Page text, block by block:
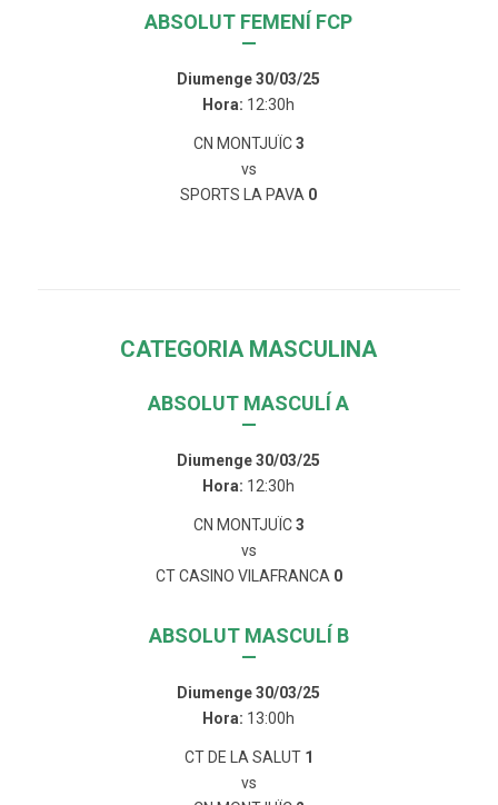
ABSOLUT FEMENÍ FCP
—
Diumenge 30/03/25
Hora: 12:30h
CN MONTJUÏC3
vs
SPORTS LA PAVA 0
CATEGORIA MASCULINA
ABSOLUT MASCULÍ A
—
Diumenge 30/03/25
Hora: 12:30h
CN MONTJUÏC3
vs
CT CASINO VILAFRANCA 0
ABSOLUT MASCULÍ B
—
Diumenge 30/03/25
Hora: 13:00h
CT DE LA SALUT 1
vs